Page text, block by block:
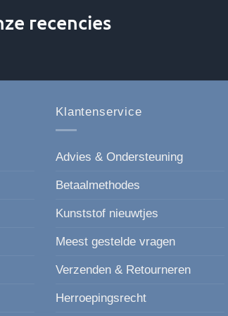
recencies
Klantenservice
Advies & Ondersteuning
Betaalmethodes
Kunststof nieuwtjes
Meest gestelde vragen
Verzenden & Retourneren
Herroepingsrecht